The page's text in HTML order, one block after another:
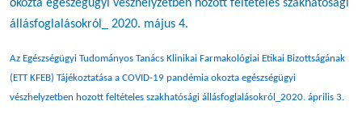
okozta egészégügyi vészhelyzetben hozott feltételes szakhatósági
állásfoglalásokról_ 2020. május 4.
Az Egészségügyi Tudományos Tanács Klinikai Farmakológiai Etikai Bizottságának
(ETT KFEB) Tájékoztatása a COVID-19 pandémia okozta egészségügyi
vészhelyzetben hozott feltételes szakhatósági állásfoglalásokról_2020. április 3.